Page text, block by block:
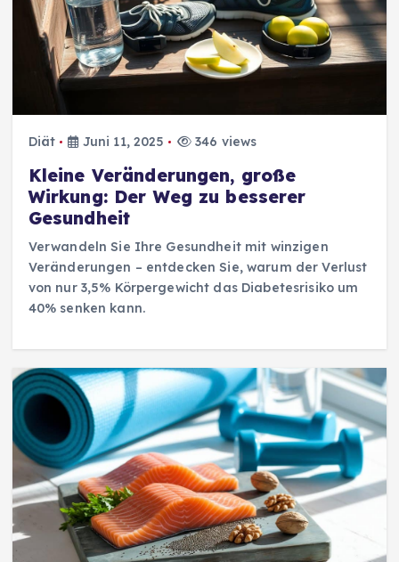
Diät Juni 11, 2025 346 views
Kleine Veränderungen, große
Wirkung: Der Weg zu besserer
Gesundheit
Verwandeln Sie Ihre Gesundheit mit winzigen
Veränderungen – entdecken Sie, warum der Verlust
von nur 3,5% Körpergewicht das Diabetesrisiko um
40% senken kann.